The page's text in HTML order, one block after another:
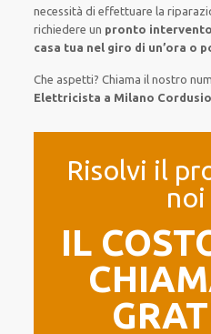
necessità dieffettuare la
richiedere un pronto
casa tua nel giro di un’ora o
Che aspetti? Chiama il nostro
Elettricista a Milano
Risolvi il
noi
IL